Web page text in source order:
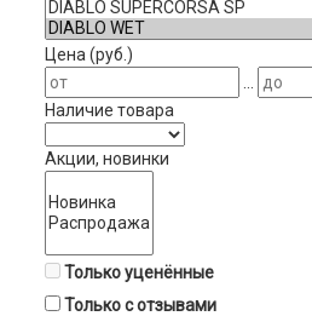
Цена (руб.)
Наличие товара
Акции, новинки
Только уценённые
Только с отзывами